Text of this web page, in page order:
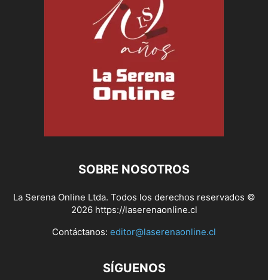
SOBRE NOSOTROS
La Serena Online Ltda. Todos los derechos reservados ©
2026 https://laserenaonline.cl
Contáctanos: editor@laserenaonline.cl
SÍGUENOS